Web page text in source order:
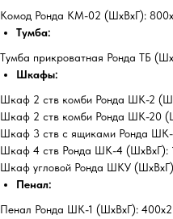
Комод Ронда КМ-02 (ШхВхГ):
Тумба:
Тумба прикроватная Ронда ТБ
Шкафы:
Шкаф 2 ств комби Ронда ШК-2
Шкаф 2 ств комби Ронда ШК-20
Шкаф 3 ств с ящиками Ронда
Шкаф 4 ств Ронда ШК-4 (ШхВхГ):
Шкаф угловой Ронда ШКУ
Пенал:
Пенал Ронда ШК-1 (ШхВхГ):